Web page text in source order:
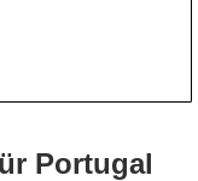
Portugal